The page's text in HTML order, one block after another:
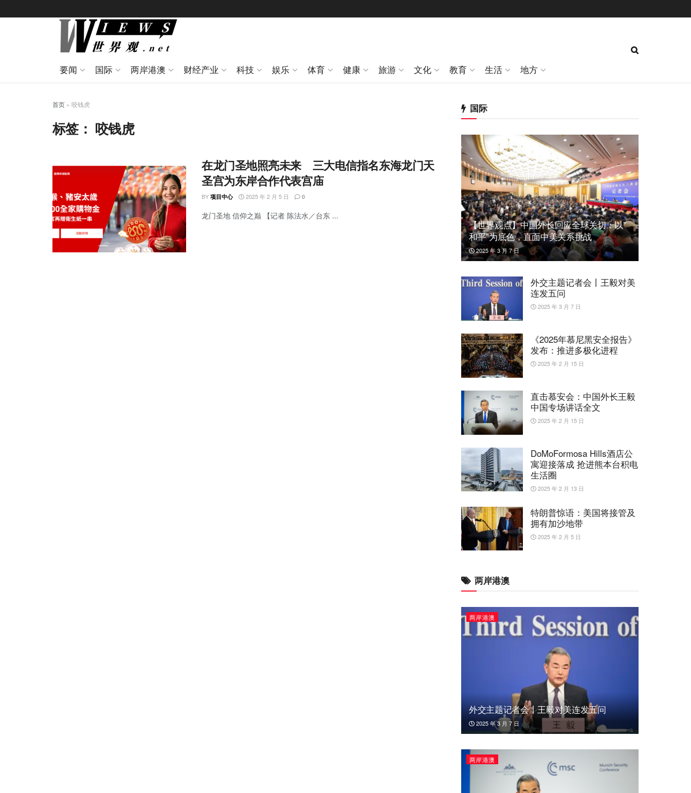
要闻 国际 两岸港澳 财经产业 科技 娱乐 体育 健康 旅游 文化 教育 生活 地方
首页 » 咬钱虎
标签： 咬钱虎
在龙门圣地照亮未来 三大电信指名东海龙门天
圣宫为东岸合作代表宫庙
BY 项目中心 2025 年 2 月 5 日 0
龙门圣地 信仰之巅 【记者 陈法水／台东 ...
国际
【世界观点】中国外长回应全球关切：以”
和平”为底色，直面中美关系挑战
2025 年 3 月 7 日
外交主题记者会丨王毅对美
连发五问
2025 年 3 月 7 日
《2025年慕尼黑安全报告》
发布：推进多极化进程
2025 年 2 月 15 日
直击慕安会：中国外长王毅
中国专场讲话全文
2025 年 2 月 15 日
DoMoFormosa Hills酒店公
寓迎接落成 抢进熊本台积电
生活圈
2025 年 2 月 13 日
特朗普惊语：美国将接管及
拥有加沙地带
2025 年 2 月 5 日
两岸港澳
两岸港澳
外交主题记者会丨王毅对美连发五问
2025 年 3 月 7 日
两岸港澳